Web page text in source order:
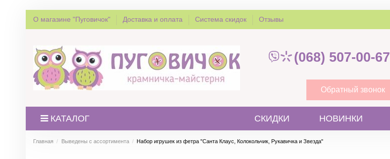
О магазине "Пуговичок" Доставка и оплата Система скидок Отзывы
(068) 507-00-67
Обратный звонок
КАТАЛОГ СКИДКИ НОВИНКИ
Главная Выведены с ассортимента Набор игрушек из фетра "Санта Клаус, Колокольчик, Рукавичка и Звезда"